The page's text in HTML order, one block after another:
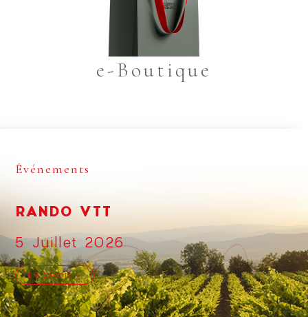
e-Boutique
Événements
RANDO VTT
5 Juillet 2026
EN SAVOIR +